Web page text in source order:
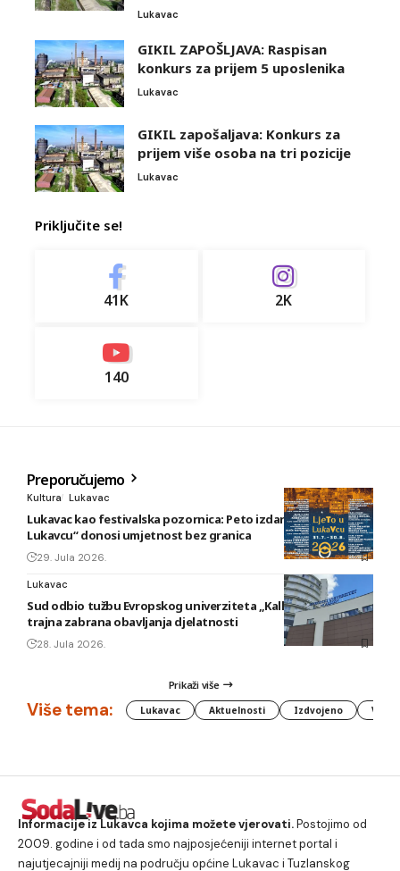
Lukavac
GIKIL ZAPOŠLJAVA: Raspisan
konkurs za prijem 5 uposlenika
Lukavac
GIKIL zapošaljava: Konkurs za
prijem više osoba na tri pozicije
Lukavac
Priključite se!
41K 2K
140
Preporučujemo
Kultura Lukavac
Lukavac kao festivalska pozornica: Peto izdanje „Ljeta u
Lukavcu“ donosi umjetnost bez granica
29. Jula 2026.
Lukavac
Sud odbio tužbu Evropskog univerziteta „Kallos“: Ostaje
trajna zabrana obavljanja djelatnosti
28. Jula 2026.
Prikaži više
Više tema: Lukavac Aktuelnosti Izdvojeno
Informacije iz Lukavca kojima možete vjerovati.Postojimo od
2009. godine i od tada smo najposjećeniji internet portal i
najutjecajniji medij na području općine Lukavac i Tuzlanskog